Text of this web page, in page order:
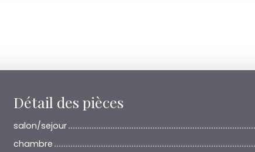
Détail des pièces
salon/sejour
chambre